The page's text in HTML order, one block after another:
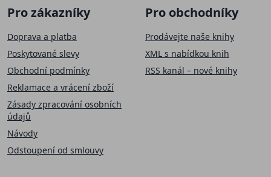
Pro zákazníky
Doprava a platba
Poskytované slevy
Obchodní podmínky
Reklamace a vrácení zboží
Zásady zpracování osobních
údajů
Návody
Odstoupení od smlouvy
Pro obchodníky
Prodávejte naše knihy
XML s nabídkou knih
RSS kanál – nové knihy